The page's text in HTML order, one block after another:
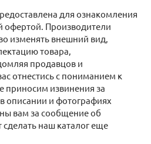
для ознакомления
офертой. Производители
изменять внешний вид,
товара,
продавцов и
отнестись с пониманием к
приносим извинения за
описании и фотографиях
вам за сообщение об
наш каталог еще